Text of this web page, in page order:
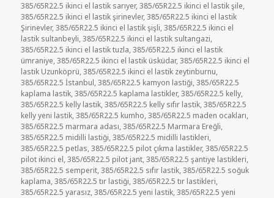
385/65R22.5 ikinci el lastik sarıyer,385/65R22.5 ikinci el lastik şile,
385/65R22.5 ikinci el lastik şirinevler,385/65R22.5 ikinci el lastik
Şirinevler,385/65R22.5 ikinci el lastik şişli,385/65R22.5 ikinci el
lastik sultanbeyli,385/65R22.5 ikinci el lastik sultangazi,
385/65R22.5 ikinci el lastik tuzla,385/65R22.5 ikinci el lastik
ümraniye,385/65R22.5 ikinci el lastik üsküdar,385/65R22.5 ikinci el
lastik Uzunköprü,385/65R22.5 ikinci el lastik zeytinburnu,
385/65R22.5 İstanbul,385/65R22.5 kamyon lastiği,385/65R22.5
kaplama lastik,385/65R22.5 kaplama lastikler,385/65R22.5 kelly,
385/65R22.5 kelly lastik,385/65R22.5 kelly sıfır lastik,385/65R22.5
kelly yeni lastik,385/65R22.5 kumho,385/65R22.5 maden ocakları,
385/65R22.5 marmara adası,385/65R22.5 Marmara Ereğli,
385/65R22.5 midilli lastiği,385/65R22.5 midilli lastikleri,
385/65R22.5 petlas,385/65R22.5 pilot çıkma lastikler,385/65R22.5
pilot ikinci el,385/65R22.5 pilot jant,385/65R22.5 şantiye lastikleri,
385/65R22.5 semperit,385/65R22.5 sıfır lastik,385/65R22.5 soğuk
kaplama,385/65R22.5 tır lastiği,385/65R22.5 tır lastikleri,
385/65R22.5 yarasız,385/65R22.5 yeni lastik,385/65R22.5 yeni